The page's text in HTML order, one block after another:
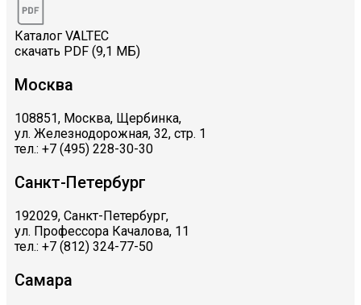
Каталог VALTEC
скачать PDF (9,1 МБ)
Москва
108851, Москва, Щербинка,
ул. Железнодорожная, 32, стр. 1
тел.: +7 (495) 228-30-30
Санкт-Петербург
192029, Санкт-Петербург,
ул. Профессора Качалова, 11
тел.: +7 (812) 324-77-50
Самара